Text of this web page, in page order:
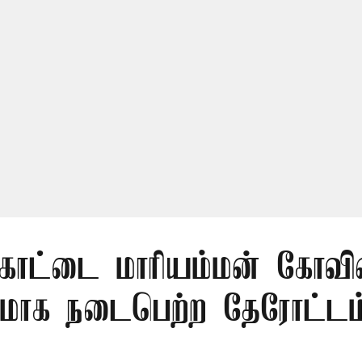
மாரியம்மன்
நடைபெற்ற